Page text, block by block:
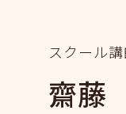
スクール
齋